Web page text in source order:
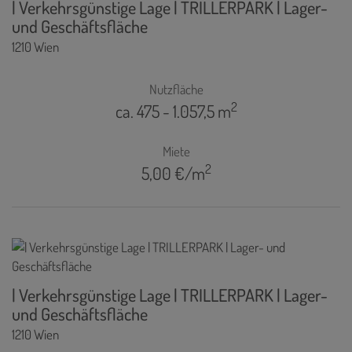
| Verkehrsgünstige Lage | TRILLERPARK | Lager-
und Geschäftsfläche
1210 Wien
Nutzfläche
ca. 475 - 1.057,5 m2
Miete
5,00 €/m2
| Verkehrsgünstige Lage | TRILLERPARK | Lager-
und Geschäftsfläche
1210 Wien